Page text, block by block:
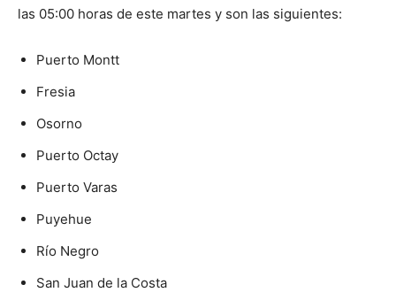
las 05:00 horas de este martes y son las siguientes:
Puerto Montt
Fresia
Osorno
Puerto Octay
Puerto Varas
Puyehue
Río Negro
San Juan de la Costa